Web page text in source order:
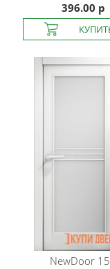
396.00 р
NewDoor 15